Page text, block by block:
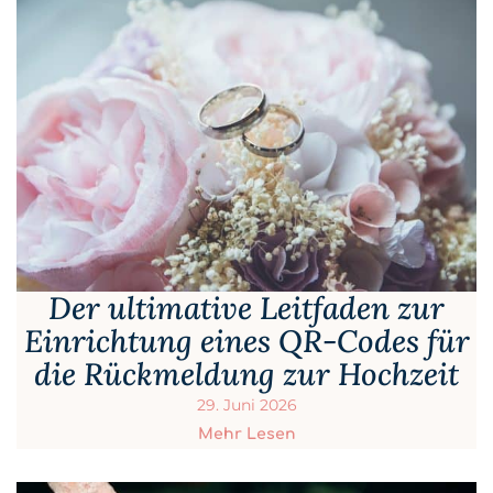
Der ultimative Leitfaden zur
Einrichtung eines QR-Codes für
die Rückmeldung zur Hochzeit
29. Juni 2026
Mehr Lesen